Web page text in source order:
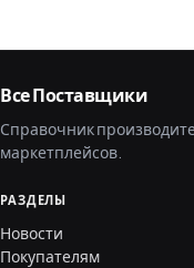
Все Поставщики
Справочник
маркетплейсов.
РАЗДЕЛЫ
Новости
Покупателям